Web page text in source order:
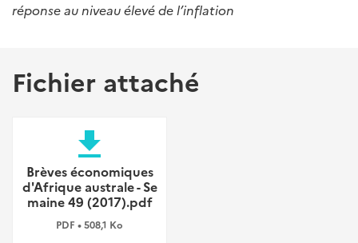
réponse au niveau élevé de l’inflation
Fichier attaché
file_download
Brèves économiques
d'Afrique australe - Se
maine 49 (2017).pdf
PDF • 508,1 Ko